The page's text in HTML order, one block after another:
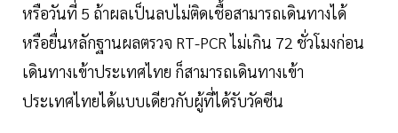
หรือวันที่ 5 ถ้าผลเป็นลบไม่ติดเชื้อสามารถเดินทางได้
หรือยื่นหลักฐานผลตรวจ RT-PCR ไม่เกิน 72 ชั่วโมงก่อน
เดินทางเข้าประเทศไทย ก็สามารถเดินทางเข้า
ประเทศไทยได้แบบเดียวกับผู้ที่ได้รับวัคซีน